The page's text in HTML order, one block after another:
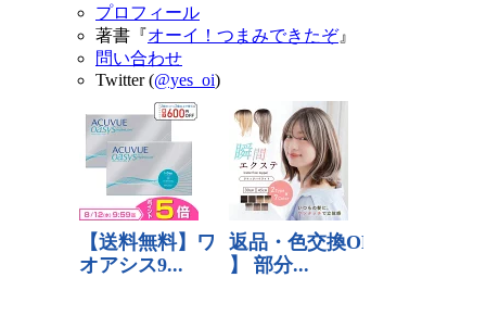
プロフィール
著書『オーイ！つまみできたぞ』
問い合わせ
Twitter (@yes_oi)